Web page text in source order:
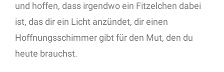
und hoffen, dass irgendwo ein Fitzelchen dabei
ist, das dir ein Licht anzündet, dir einen
Hoffnungsschimmer gibt für den Mut, den du
heute brauchst.